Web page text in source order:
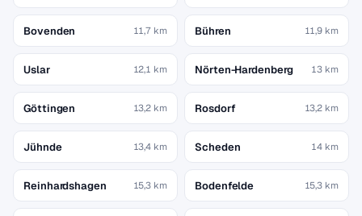
Bovenden 11,7 km Bühren 11,9 km
Uslar 12,1 km Nörten-Hardenberg 13 km
Göttingen 13,2 km Rosdorf 13,2 km
Jühnde 13,4 km Scheden 14 km
Reinhardshagen 15,3 km Bodenfelde 15,3 km